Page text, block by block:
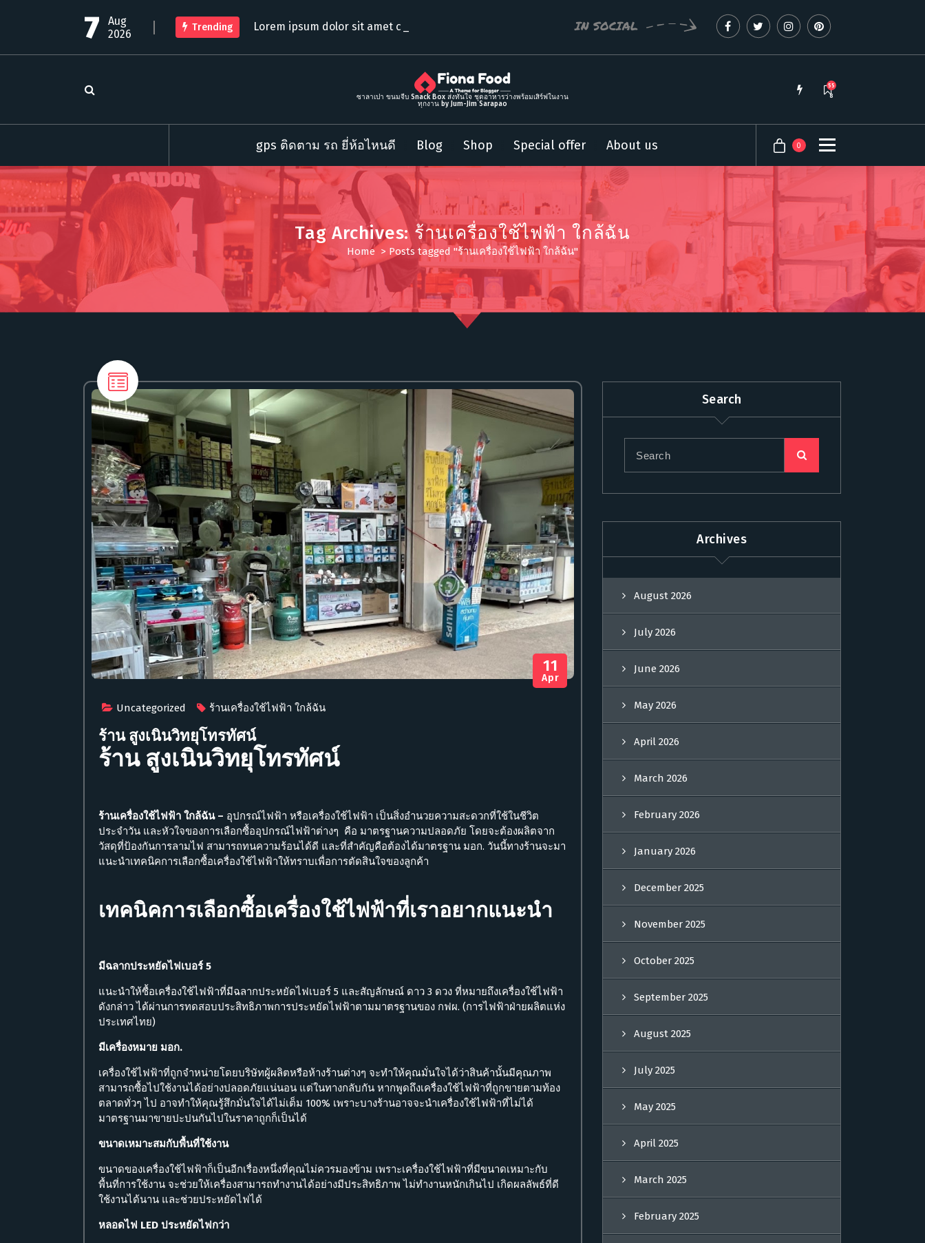
p
n
n
7
Aug
2026
Trending Lorem ipsum dolor sit amet consectet IN SOCIAL
ซาลาเปา ขนมจีบ Snack Box ส่งทันใจ ชุดอาหารว่างพร้อมเสิร์ฟในงาน
ทุกงาน by Jum-Jim Sarapao
55
8
gps ติดตาม รถ ยี่ห้อไหนดี Blog Shop Special offer About us 0
Tag Archives: ร้านเครื่องใช้ไฟฟ้า ใกล้ฉัน
Home> Posts tagged "ร้านเครื่องใช้ไฟฟ้า ใกล้ฉัน"
Uncategorized ร้านเครื่องใช้ไฟฟ้า ใกล้ฉัน
11
Apr
ร้าน สูงเนินวิทยุโทรทัศน์
ร้าน สูงเนินวิทยุโทรทัศน์
ร้านเครื่องใช้ไฟฟ้า ใกล้ฉัน – อุปกรณ์ไฟฟ้า หรือเครื่องใช้ไฟฟ้า เป็นสิ่งอำนวยความสะดวกที่ใช้ในชีวิต
ประจำวัน และหัวใจของการเลือกซื้ออุปกรณ์ไฟฟ้าต่างๆ คือ มาตรฐานความปลอดภัย โดยจะต้องผลิตจาก
วัสดุที่ป้องกันการลามไฟ สามารถทนความร้อนได้ดี และที่สำคัญคือต้องได้มาตรฐาน มอก. วันนี้ทางร้านจะมา
แนะนำเทคนิคการเลือกซื้อเครื่องใช้ไฟฟ้าให้ทราบเพื่อการตัดสินใจของลูกค้า
เทคนิคการเลือกซื้อเครื่องใช้ไฟฟ้าที่เราอยากแนะนำ
มีฉลากประหยัดไฟเบอร์ 5
แนะนำให้ซื้อเครื่องใช้ไฟฟ้าที่มีฉลากประหยัดไฟเบอร์ 5 และสัญลักษณ์ ดาว 3 ดวง ที่หมายถึงเครื่องใช้ไฟฟ้า
ดังกล่าว ได้ผ่านการทดสอบประสิทธิภาพการประหยัดไฟฟ้าตามมาตรฐานของ กฟผ. (การไฟฟ้าฝ่ายผลิตแห่ง
ประเทศไทย)
มีเครื่องหมาย มอก.
เครื่องใช้ไฟฟ้าที่ถูกจำหน่ายโดยบริษัทผู้ผลิตหรือห้างร้านต่างๆ จะทำให้คุณมั่นใจได้ว่าสินค้านั้นมีคุณภาพ
สามารถซื้อไปใช้งานได้อย่างปลอดภัยแน่นอน แต่ในทางกลับกัน หากพูดถึงเครื่องใช้ไฟฟ้าที่ถูกขายตามท้อง
ตลาดทั่วๆ ไป อาจทำให้คุณรู้สึกมั่นใจได้ไม่เต็ม 100% เพราะบางร้านอาจจะนำเครื่องใช้ไฟฟ้าที่ไม่ได้
มาตรฐานมาขายปะปนกันไปในราคาถูกก็เป็นได้
ขนาดเหมาะสมกับพื้นที่ใช้งาน
ขนาดของเครื่องใช้ไฟฟ้าก็เป็นอีกเรื่องหนึ่งที่คุณไม่ควรมองข้าม เพราะเครื่องใช้ไฟฟ้าที่มีขนาดเหมาะกับ
พื้นที่การใช้งาน จะช่วยให้เครื่องสามารถทำงานได้อย่างมีประสิทธิภาพ ไม่ทำงานหนักเกินไป เกิดผลลัพธ์ที่ดี
ใช้งานได้นาน และช่วยประหยัดไฟได้
หลอดไฟ LED ประหยัดไฟกว่า
Search
Archives
August 2026
July 2026
June 2026
May 2026
April 2026
March 2026
February 2026
January 2026
December 2025
November 2025
October 2025
September 2025
August 2025
July 2025
May 2025
April 2025
March 2025
February 2025